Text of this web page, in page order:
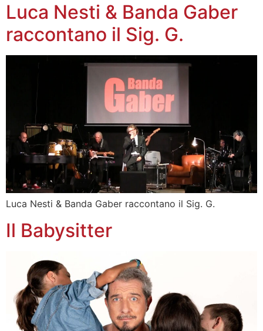
Luca Nesti & Banda Gaber
raccontano il Sig. G.
Luca Nesti & Banda Gaber raccontano il Sig. G.
Il Babysitter